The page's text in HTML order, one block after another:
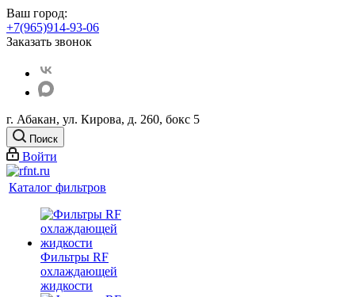
Ваш город:
+7(965)914-93-06
Заказать звонок
г. Абакан, ул. Кирова, д. 260, бокс 5
Поиск
Войти
Каталог фильтров
Фильтры RF
охлаждающей
жидкости